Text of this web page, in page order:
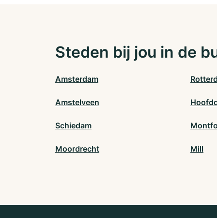
Steden bij jou in de
Amsterdam
Amstelveen
Schiedam
Moordrecht Mill